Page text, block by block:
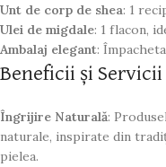
Unt de corp de shea: 1
Ulei de migdale: 1 flacon,
Ambalaj elegant:
Beneficii și
Îngrijire Naturală:
naturale, inspirate din
pielea.